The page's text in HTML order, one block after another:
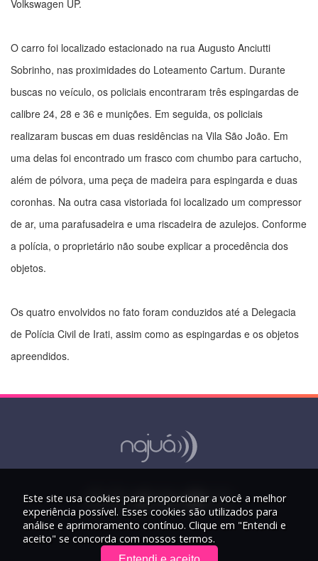
Volkswagen UP.
O carro foi localizado estacionado na rua Augusto Anciutti
Sobrinho, nas proximidades do Loteamento Cartum. Durante
buscas no veículo, os policiais encontraram três espingardas de
calibre 24, 28 e 36 e munições. Em seguida, os policiais
realizaram buscas em duas residências na Vila São João. Em
uma delas foi encontrado um frasco com chumbo para cartucho,
além de pólvora, uma peça de madeira para espingarda e duas
coronhas. Na outra casa vistoriada foi localizado um compressor
de ar, uma parafusadeira e uma riscadeira de azulejos. Conforme
a polícia, o proprietário não soube explicar a procedência dos
objetos.
Os quatro envolvidos no fato foram conduzidos até a Delegacia
de Polícia Civil de Irati, assim como as espingardas e os objetos
apreendidos.
Este site usa cookies para proporcionar a você a melhor
experiência possível. Esses cookies são utilizados para
análise e aprimoramento contínuo. Clique em "Entendi e
aceito" se concorda com nossos termos.